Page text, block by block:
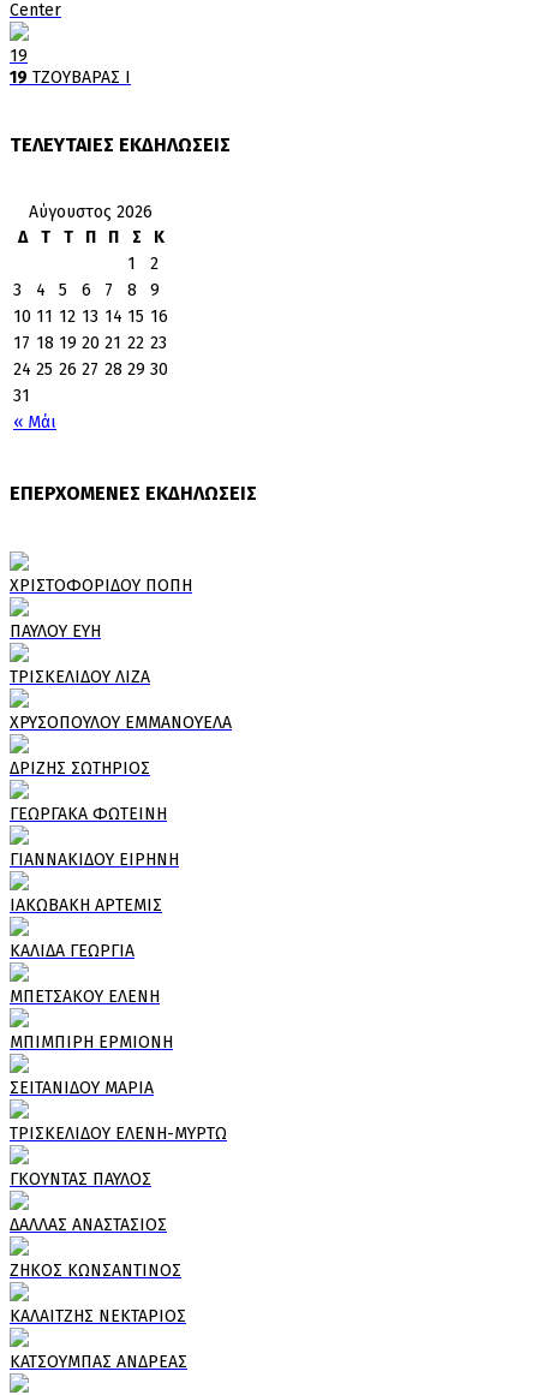
Center
19
19 ΤΖΟΥΒΑΡΑΣ Ι
ΤΕΛΕΥΤΑΙΕΣ ΕΚΔΗΛΩΣΕΙΣ
Αύγουστος 2026
Δ
Τ Τ Π Π Σ Κ
« Μάι
1
2
3
4 5 6 7 8
9
10 11 12 13 14 15 16
17 18 19 20 21 22 23
24 25 26 27 28 29 30
31
ΕΠΕΡΧΟΜΕΝΕΣ ΕΚΔΗΛΩΣΕΙΣ
ΧΡΙΣΤΟΦΟΡΙΔΟΥ ΠΟΠΗ
ΠΑΥΛΟΥ ΕΥΗ
ΤΡΙΣΚΕΛΙΔΟΥ ΛΙΖΑ
ΧΡΥΣΟΠΟΥΛΟΥ ΕΜΜΑΝΟΥΕΛΑ
ΔΡΙΖΗΣ ΣΩΤΗΡΙΟΣ
ΓΕΩΡΓΑΚΑ ΦΩΤΕΙΝΗ
ΓΙΑΝΝΑΚΙΔΟΥ ΕΙΡΗΝΗ
ΙΑΚΩΒΑΚΗ ΑΡΤΕΜΙΣ
ΚΑΛΙΔΑ ΓΕΩΡΓΙΑ
ΜΠΕΤΣΑΚΟΥ ΕΛΕΝΗ
ΜΠΙΜΠΙΡΗ ΕΡΜΙΟΝΗ
ΣΕΙΤΑΝΙΔΟΥ ΜΑΡΙΑ
ΤΡΙΣΚΕΛΙΔΟΥ ΕΛΕΝΗ-ΜΥΡΤΩ
ΓΚΟΥΝΤΑΣ ΠΑΥΛΟΣ
ΔΑΛΛΑΣ ΑΝΑΣΤΑΣΙΟΣ
ΖΗΚΟΣ ΚΩΝΣΑΝΤΙΝΟΣ
ΚΑΛΑΙΤΖΗΣ ΝΕΚΤΑΡΙΟΣ
ΚΑΤΣΟΥΜΠΑΣ ΑΝΔΡΕΑΣ